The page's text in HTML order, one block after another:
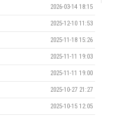
2026-03-14 18:15
2025-12-10 11:53
2025-11-18 15:26
2025-11-11 19:03
2025-11-11 19:00
2025-10-27 21:27
2025-10-15 12:05